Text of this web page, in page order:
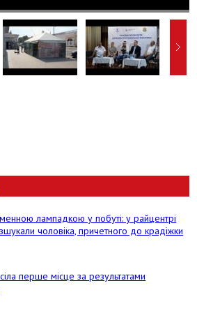
лампадкою у побуті: у райцентрі
чоловіка, причетного до крадіжки
перше місце за результатами